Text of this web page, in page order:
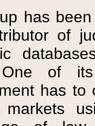
has
of
One of
has to
markets